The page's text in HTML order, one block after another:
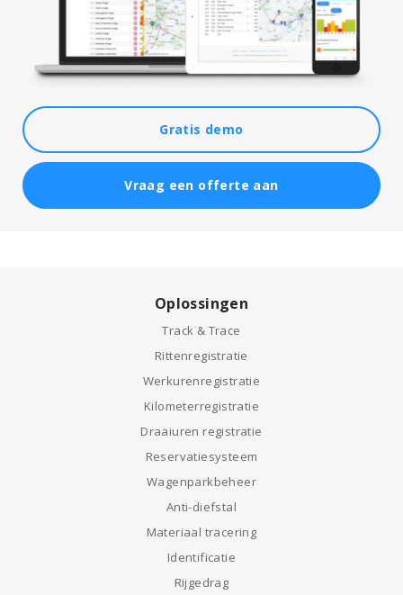
Gratis demo
Vraag een offerte aan
Oplossingen
Track & Trace
Rittenregistratie
Werkurenregistratie
Kilometerregistratie
Draaiuren registratie
Reservatiesysteem
Wagenparkbeheer
Anti-diefstal
Materiaal tracering
Identificatie
Rijgedrag